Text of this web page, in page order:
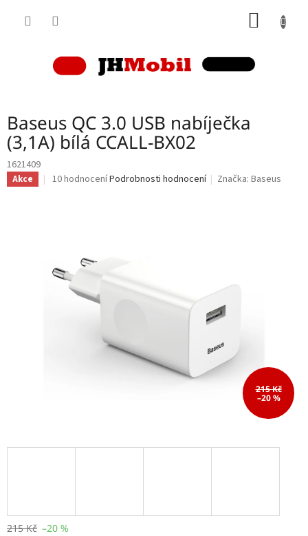
Baseus QC 3.0 USB nabíječka
(3,1A) bílá CCALL-BX02
1621409
Akce
Průměrné
hvězdiček.
10 hodnoceníPodrobnosti hodnocení Značka:Baseus
215 Kč
–20 %
215 Kč –20 %